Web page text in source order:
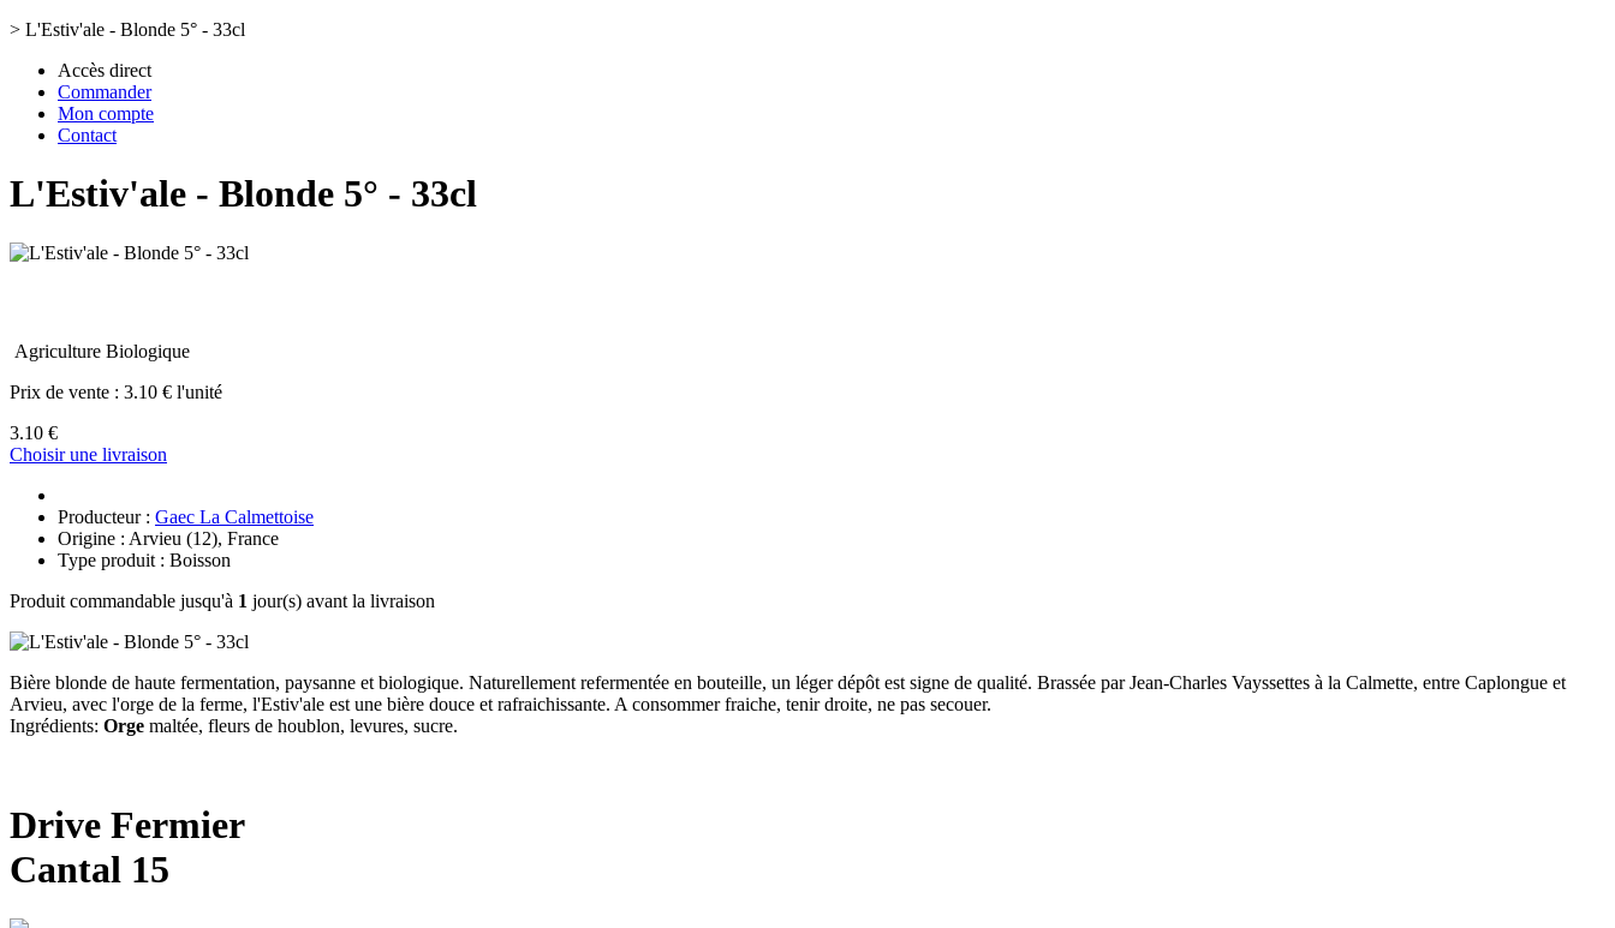
> L'Estiv'ale - Blonde 5° - 33cl
Accès direct
Commander
Mon compte
Contact
L'Estiv'ale - Blonde 5° - 33cl
Agriculture Biologique
Prix de vente : 3.10 € l'unité
3.10 €
Choisir une livraison
Producteur : Gaec La Calmettoise
Origine : Arvieu (12), France
Type produit : Boisson
Produit commandable jusqu'à 1 jour(s) avant la livraison
Bière blonde de haute fermentation, paysanne et biologique. Naturellement refermentée en bouteille, un léger dépôt est signe de qualité. Brassée par Jean-Charles Vayssettes à la Calmette, entre Caplongue et
Arvieu, avec l'orge de la ferme, l'Estiv'ale est une bière douce et rafraichissante. A consommer fraiche, tenir droite, ne pas secouer.
Ingrédients: Orge maltée, fleurs de houblon, levures, sucre.
Drive Fermier
Cantal 15